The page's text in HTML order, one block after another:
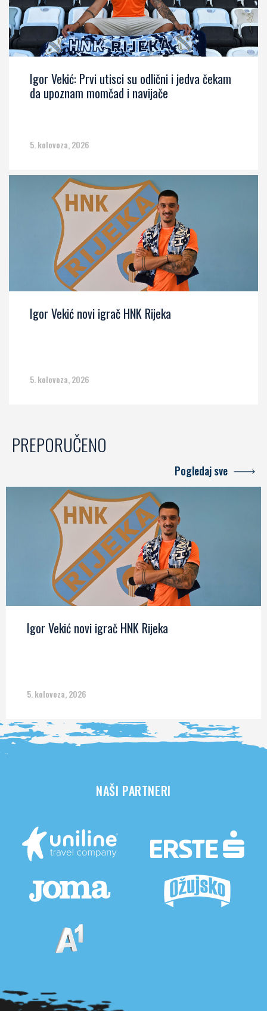
Igor Vekić: Prvi utisci su odlični i jedva čekam
da upoznam momčad i navijače
5. kolovoza, 2026
Igor Vekić novi igrač HNK Rijeka
5. kolovoza, 2026
PREPORUČENO
Pogledaj sve
Igor Vekić novi igrač HNK Rijeka
5. kolovoza, 2026
NAŠI PARTNERI